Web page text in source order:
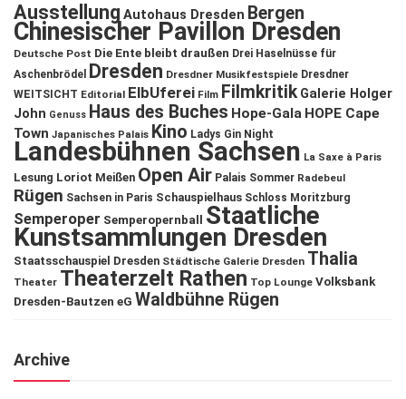
Ausstellung Autohaus Dresden Bergen
Chinesischer Pavillon Dresden
Deutsche Post Die Ente bleibt draußen Drei Haselnüsse für
Aschenbrödel
Dresden Dresdner Musikfestspiele Dresdner
WEITSICHT Editorial ElbUferei Film Filmkritik Galerie Holger
John Genuss Haus des Buches Hope-Gala HOPE Cape
Town Japanisches Palais Kino Ladys Gin Night
Landesbühnen Sachsen La Saxe à Paris
Lesung Loriot Meißen Open Air Palais Sommer Radebeul
Rügen Sachsen in Paris Schauspielhaus Schloss Moritzburg
Semperoper Semperopernball Staatliche
Kunstsammlungen Dresden
Staatsschauspiel Dresden Städtische Galerie Dresden Thalia
Theater Theaterzelt Rathen Top Lounge Volksbank
Dresden-Bautzen eG Waldbühne Rügen
Archive